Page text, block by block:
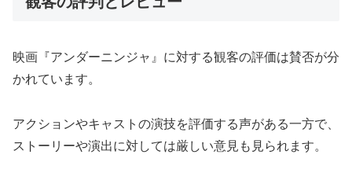
映画『アンダーニンジャ』に対する観客の評価は賛否が分
かれています。
アクションやキャストの演技を評価する声がある一方で、
ストーリーや演出に対しては厳しい意見も見られます。